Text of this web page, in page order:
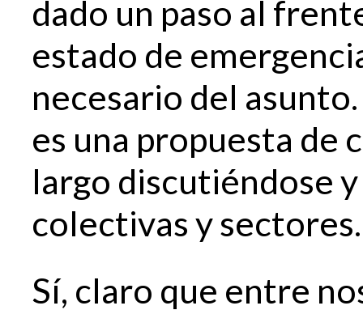
dado un paso al
estado de
necesario del
es una propuesta de
largo discutiéndose
colectivas y sectores.
Sí, claro que entre